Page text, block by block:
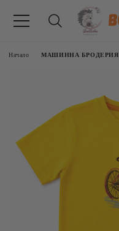
Начало МАШИННА БРОДЕРИЯ